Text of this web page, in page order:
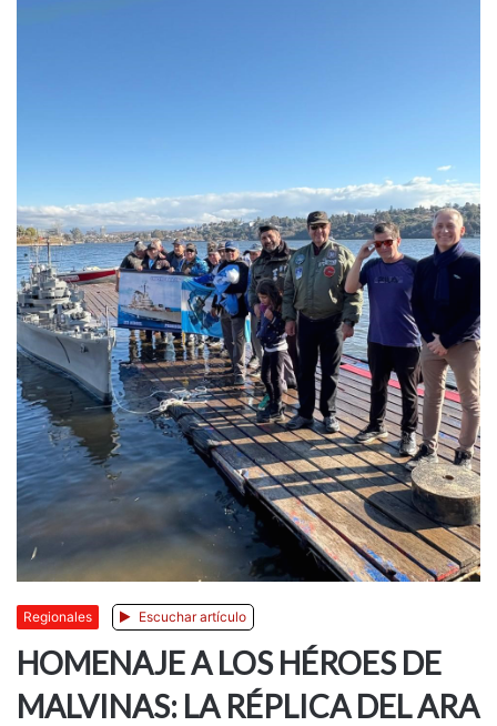
Regionales Escuchar artículo
HOMENAJE A LOS HÉROES DE
MALVINAS: LA RÉPLICA DEL ARA